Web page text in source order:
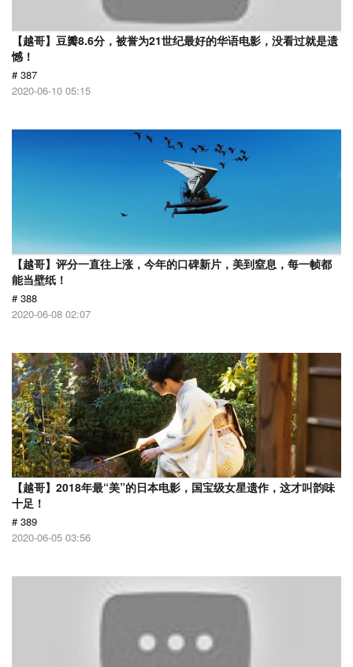
【越哥】豆瓣8.6分，被誉为21世纪最好的华语电影，没看过就是遗
憾！
# 387
2020-06-10 05:15
【越哥】评分一直往上涨，今年的口碑新片，美到窒息，每一帧都
能当壁纸！
# 388
2020-06-08 02:07
【越哥】2018年最“美”的日本电影，国宝级女星遗作，这才叫韵味
十足！
# 389
2020-06-05 03:56